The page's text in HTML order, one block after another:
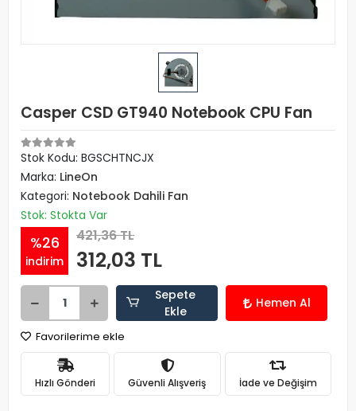
Casper CSD GT940 Notebook CPU Fan
Stok Kodu: BGSCHTNCJX
Marka: LineOn
Kategori: Notebook Dahili Fan
Stok: Stokta Var
%26
indirim
421,36 TL
312,03 TL
Sepete
Ekle
Hemen Al
Favorilerime ekle
Hızlı Gönderi Güvenli Alışveriş İade ve Değişim